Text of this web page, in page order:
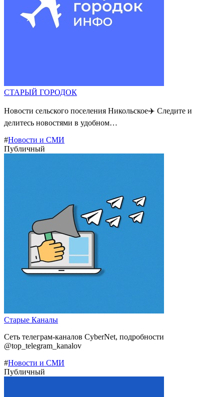
СТАРЫЙ ГОРОДОК
Новости сельского поселения Никольское✈️ Следите и
делитесь новостями в удобном…
#Новости и СМИ
Публичный
Старые Каналы
Сеть телеграм-каналов CyberNet, подробности
@top_telegram_kanalov
#Новости и СМИ
Публичный